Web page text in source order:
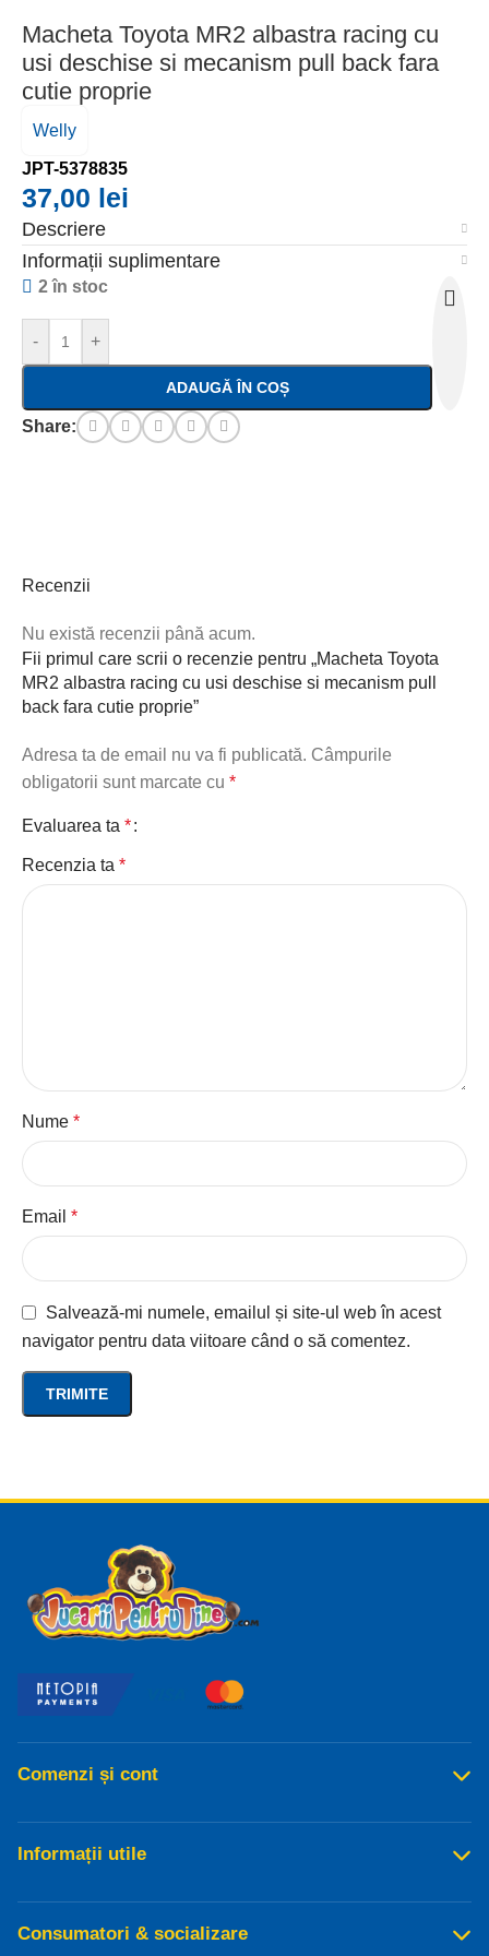
Macheta Toyota MR2 albastra racing cu
usi deschise si mecanism pull back fara
cutie proprie
Welly
JPT-5378835
37,00 lei
Descriere
Informații suplimentare
2 în stoc
- +
ADAUGĂ ÎN COȘ
Share:
Recenzii
Nu există recenzii până acum.
Fii primul care scrii o recenzie pentru „Macheta Toyota
MR2 albastra racing cu usi deschise si mecanism pull
back fara cutie proprie”
Adresa ta de email nu va fi publicată. Câmpurile
obligatorii sunt marcate cu *
Evaluarea ta *
Recenzia ta *
Nume *
Email *
Salvează-mi numele, emailul și site-ul web în acest
navigator pentru data viitoare când o să comentez.
Comenzi și cont
Informații utile
Consumatori & socializare